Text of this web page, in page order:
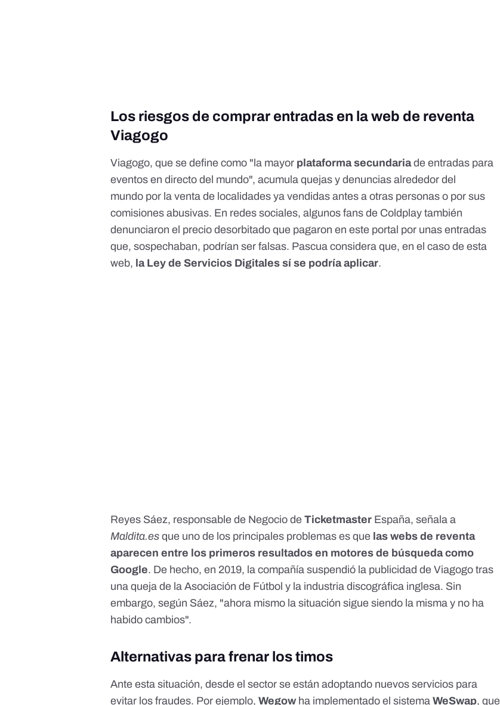
Los riesgos de comprar entradas en la web de reventa
Viagogo
Viagogo, que se define como "la mayor plataforma secundariade entradas para
eventos en directo del mundo", acumulaquejas y denuncias alrededor del
mundo por la venta de localidades ya vendidas antes a otras personas o por sus
comisiones abusivas. En redes sociales,algunos fans de Coldplay también
denunciaron el precio desorbitado que pagaron en este portal por unas entradas
que, sospechaban, podrían ser falsas. Pascua considera que, en el caso de esta
web, la Ley de Servicios Digitales sí se podría aplicar.
Reyes Sáez, responsable de Negocio deTicketmaster España, señala a
Maldita.es que uno de los principales problemas es que las webs de reventa
aparecen entre los primeros resultados en motores de búsqueda como
Google. De hecho, en 2019, la compañía suspendió la publicidad de Viagogo tras
una queja de la Asociación de Fútbol y la industria discográfica inglesa. Sin
embargo, según Sáez, "ahora mismo la situación sigue siendo la misma y no ha
habido cambios".
Alternativas para frenar los timos
Ante esta situación, desde el sector se están adoptando nuevos servicios para
evitar los fraudes. Por ejemplo,Wegow ha implementado el sistemaWeSwap, que